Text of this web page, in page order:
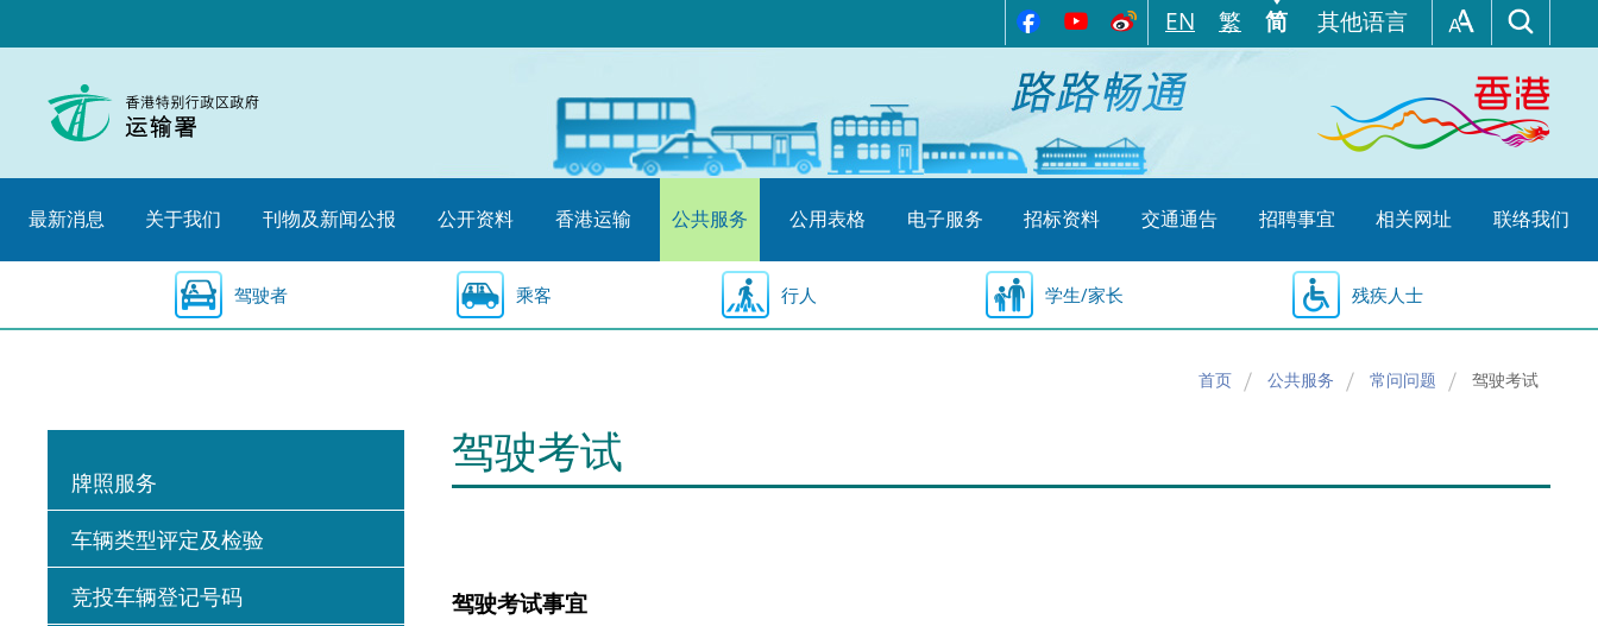
至
始
EN 繁 简 其他语言
最新消息 关于我们 刊物及新闻公报 公开资料 香港运输 公共服务 公用表格 电子服务 招标资料 交通通告 招聘事宜 相关网址 联络我们
驾驶者 乘客 行人 学生/家长 残疾人士
首页 公共服务 常问问题 驾驶考试
牌照服务
车辆类型评定及检验
竞投车辆登记号码
驾驶考试
驾驶考试事宜